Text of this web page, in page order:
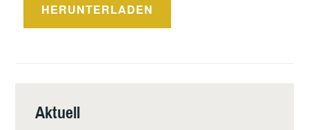
HERUNTERLADEN
Aktuell